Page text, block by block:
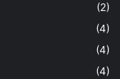
(2)
(4)
(4)
(4)